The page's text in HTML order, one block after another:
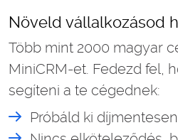
Növeld vállalkozásod
Több mint 2000 magyar
MiniCRM-et. Fedezd fel,
segíteni a te cégednek:
Próbáld ki díjmentesen